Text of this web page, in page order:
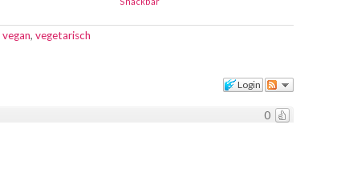
vegan, vegetarisch
Login
0